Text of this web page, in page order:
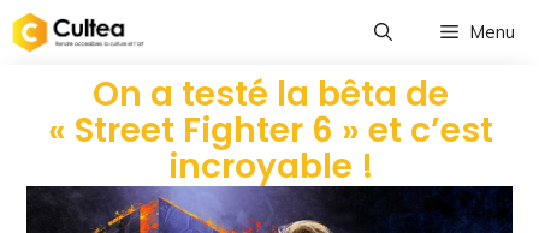
Menu
On a testé la bêta de
« Street Fighter 6 » et c’est
incroyable !